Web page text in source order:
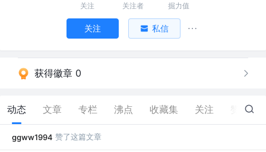
关注 关注者 掘力值
关注 私信
获得徽章 0
动态 文章 专栏 沸点 收藏集 关注 5
ggww1994 赞了这篇文章